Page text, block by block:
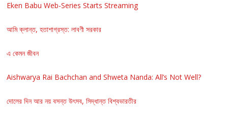
Eken Babu Web-Series Starts Streaming
আমি ক্লান্ত, হতাশাগ্রস্ত: লাবণী সরকার
এ কেমন জীবন
Aishwarya Rai Bachchan and Shweta Nanda: All’s Not Well?
দোলের দিন আর নয় বসন্ত উৎসব, সিদ্ধান্ত বিশ্বভারতীর